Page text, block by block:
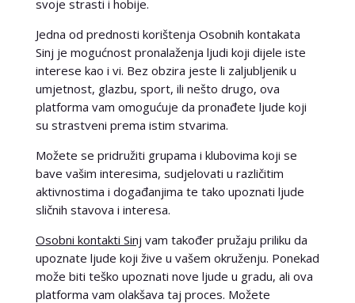
svoje strasti i hobije.
Jedna od prednosti korištenja Osobnih kontakata
Sinj je mogućnost pronalaženja ljudi koji dijele iste
interese kao i vi. Bez obzira jeste li zaljubljenik u
umjetnost, glazbu, sport, ili nešto drugo, ova
platforma vam omogućuje da pronađete ljude koji
su strastveni prema istim stvarima.
Možete se pridružiti grupama i klubovima koji se
bave vašim interesima, sudjelovati u različitim
aktivnostima i događanjima te tako upoznati ljude
sličnih stavova i interesa.
Osobni kontakti Sinj vam također pružaju priliku da
upoznate ljude koji žive u vašem okruženju. Ponekad
može biti teško upoznati nove ljude u gradu, ali ova
platforma vam olakšava taj proces. Možete